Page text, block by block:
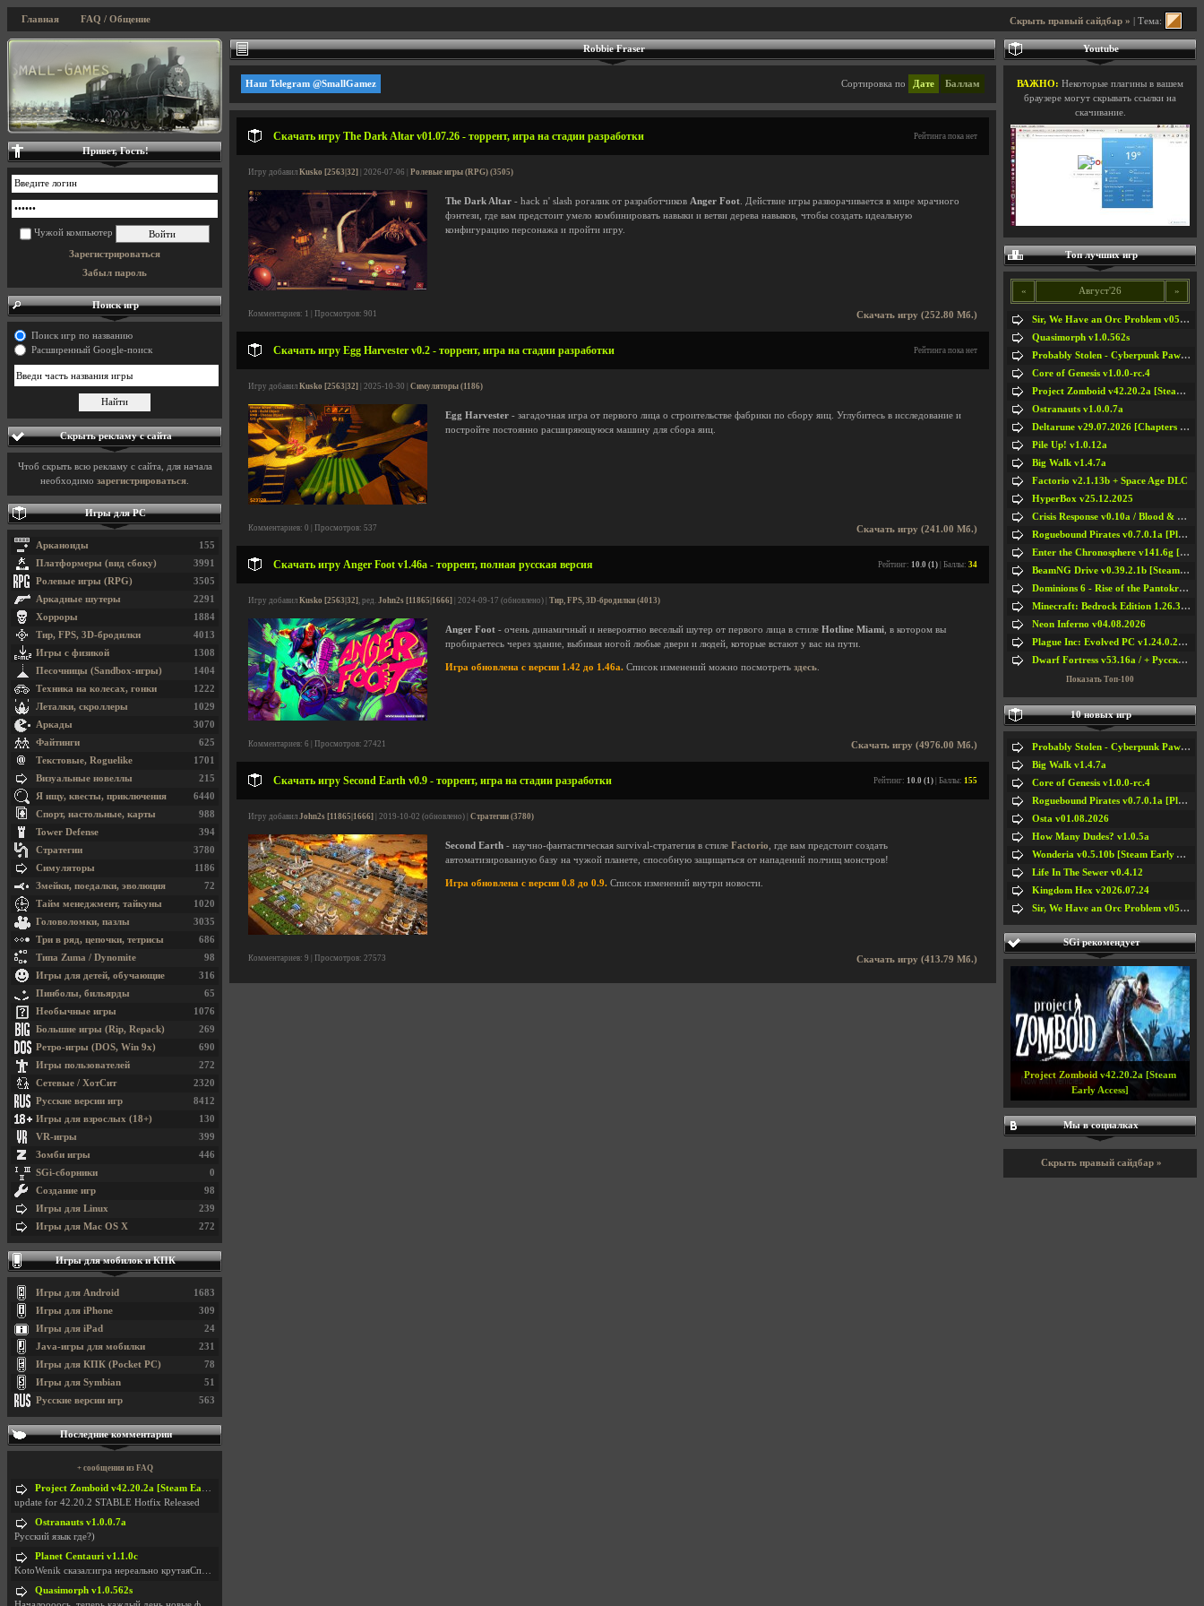
Скрыть правый сайдбар » | Тема:
Главная FAQ / Общение
Robbie Fraser
Сортировка по Дате Баллам
Наш Telegram @SmallGamez
Скачать игру The Dark Altar v01.07.26 - торрент, игра на стадии разработки Рейтинга пока нет
Игру добавил Kusko [2563|32] | 2026-07-06 | Ролевые игры (RPG) (3505)
The Dark Altar - hack n' slash рогалик от разработчиков Anger Foot . Действие игры разворачивается в мире мрачного
фэнтези, где вам предстоит умело комбинировать навыки и ветви дерева навыков, чтобы создать идеальную
конфигурацию персонажа и пройти игру.
Скачать игру (252.80 Мб.)
Комментариев: 1 | Просмотров: 901
Скачать игру Egg Harvester v0.2 - торрент, игра на стадии разработки Рейтинга пока нет
Игру добавил Kusko [2563|32] | 2025-10-30 | Симуляторы (1186)
Egg Harvester - загадочная игра от первого лица о строительстве фабрики по сбору яиц. Углубитесь в исследование и
постройте постоянно расширяющуюся машину для сбора яиц.
Скачать игру (241.00 Мб.)
Комментариев: 0 | Просмотров: 537
Скачать игру Anger Foot v1.46a - торрент, полная русская версия Рейтинг: 10.0 (1) | Баллы: 34
Игру добавил Kusko [2563|32], ред. John2s [11865|1666] | 2024-09-17 (обновлено) | Тир, FPS, 3D-бродилки (4013)
Anger Foot - очень динамичный и невероятно веселый шутер от первого лица в стиле Hotline Miami , в котором вы
пробираетесь через здание, выбивая ногой любые двери и людей, которые встают у вас на пути.
Игра обновлена с версии 1.42 до 1.46a. Список изменений можно посмотреть здесь
Скачать игру (4976.00 Мб.)
Комментариев: 6 | Просмотров: 27421
Скачать игру Second Earth v0.9 - торрент, игра на стадии разработки Рейтинг: 10.0 (1) | Баллы: 155
Игру добавил John2s [11865|1666] | 2019-10-02 (обновлено) | Стратегии (3780)
Second Earth - научно-фантастическая survival-стратегия в стиле Factorio , где вам предстоит создать
автоматизированную базу на чужой планете, способную защищаться от нападений полчищ монстров!
Игра обновлена с версии 0.8 до 0.9. Список изменений внутри новости.
Скачать игру (413.79 Мб.)
Комментариев: 9 | Просмотров: 27573
Привет, Гость!
Чужой компьютер
Зарегистрироваться
Забыл пароль
Поиск игр
Поиск игр по названию
Расширенный Google-поиск
Скрыть рекламу с сайта
Чтоб скрыть всю рекламу с сайта, для начала
необходимо зарегистрироваться
Игры для PC
155
Арканоиды
3991
Платформеры (вид сбоку)
3505
Ролевые игры (RPG)
2291
Аркадные шутеры
1884
Хорроры
4013
Тир, FPS, 3D-бродилки
1308
Игры с физикой
1404
Песочницы (Sandbox-игры)
1222
Техника на колесах, гонки
1029
Леталки, скроллеры
3070
Аркады
625
Файтинги
1701
Текстовые, Roguelike
215
Визуальные новеллы
6440
Я ищу, квесты, приключения
988
Спорт, настольные, карты
394
Tower Defense
3780
Стратегии
1186
Симуляторы
72
Змейки, поедалки, эволюция
1020
Тайм менеджмент, тайкуны
3035
Головоломки, пазлы
686
Три в ряд, цепочки, тетрисы
98
Типа Zuma / Dynomite
316
Игры для детей, обучающие
65
Пинболы, бильярды
1076
Необычные игры
269
Большие игры (Rip, Repack)
690
Ретро-игры (DOS, Win 9x)
272
Игры пользователей
2320
Сетевые / ХотСит
8412
Русские версии игр
130
Игры для взрослых (18+)
399
VR-игры
446
Зомби игры
0
SGi-сборники
98
Создание игр
239
Игры для Linux
272
Игры для Mac OS X
Игры для мобилок и КПК
1683
Игры для Android
309
Игры для iPhone
24
Игры для iPad
231
Java-игры для мобилки
78
Игры для КПК (Pocket PC)
51
Игры для Symbian
563
Русские версии игр
Последние комментарии
+ сообщения из FAQ
Project Zomboid v42.20.2a [Steam Early Access]
update for 42.20.2 STABLE Hotfix Released
Ostranauts v1.0.0.7a
Русский язык где?)
Planet Centauri v1.1.0c
KotoWenik сказал:игра нереально крутаяСпасибо )))
Quasimorph v1.0.562s
Youtube
ВАЖНО: Некоторые плагины в вашем
браузере могут скрывать ссылки на
скачивание.
Топ лучших игр
« Август'26 »
Sir, We Have an Orc Problem v05.08.2026
Quasimorph v1.0.562s
Probably Stolen - Cyberpunk Pawnshop Simulator v048c [Playtest]
Core of Genesis v1.0.0-rc.4
Project Zomboid v42.20.2a [Steam Early Access]
Ostranauts v1.0.0.7a
Deltarune v29.07.2026 [Chapters 1-5] / + RUS [Chapters 1-5]
Pile Up! v1.0.12a
Big Walk v1.4.7a
Factorio v2.1.13b + Space Age DLC
HyperBox v25.12.2025
Crisis Response v0.10a / Blood & Bullet
Roguebound Pirates v0.7.0.1a [Playtest]
Enter the Chronosphere v141.6g [Steam Early Access]
BeamNG Drive v0.39.2.1b [Steam Early Access]
Dominions 6 - Rise of the Pantokrator v6.35a
Minecraft: Bedrock Edition 1.26.33.1a / + TLauncher v2.89
Neon Inferno v04.08.2026
Plague Inc: Evolved PC v1.24.0.2a + All DLCs
Dwarf Fortress v53.16a / + Русская Версия v50.12a
Показать Топ-100
10 новых игр
Probably Stolen - Cyberpunk Pawnshop Simulator v048c [Playtest]
Big Walk v1.4.7a
Core of Genesis v1.0.0-rc.4
Roguebound Pirates v0.7.0.1a [Playtest]
Osta v01.08.2026
How Many Dudes? v1.0.5a
Wonderia v0.5.10b [Steam Early Access]
Life In The Sewer v0.4.12
Kingdom Hex v2026.07.24
Sir, We Have an Orc Problem v05.08.2026
SGi рекомендует
Project Zomboid v42.20.2a [Steam
Early Access]
Мы в социалках
Скрыть правый сайдбар »